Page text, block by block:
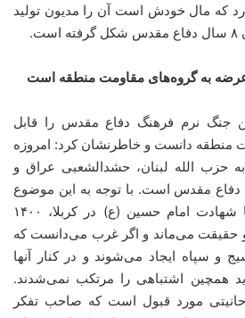
که مال خودش است آن را مدیون تولید
به گروه‌های مقاومت منطقه است
جنگ نرم فرهنگ دفاع مقدس را قابل
منطقه دانست و خاطرنشان کرد: امروزه
حزب الله لبنان، حشدالشعبی عراق و
دفاع مقدس است. با توجه به این موضوع
اگر شیطان می‌دانست با شهادت امام حسین (ع) در کربلا، ۱۴۰۰
می‌ماند و اگر غرب می‌دانست که
و سپاه ایجاد می‌شوند و در کنار آنها
همچین اشتباهی را مرتکب نمی‌شدند.
مورد قبول است که صاحب تفکر